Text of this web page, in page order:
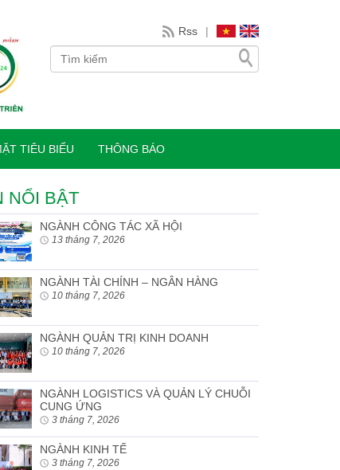
Rss |
TIÊU BIỂU THÔNG BÁO
NỔI BẬT
NGÀNH CÔNG TÁC XÃ HỘI
13 tháng 7, 2026
NGÀNH TÀI CHÍNH – NGÂN HÀNG
10 tháng 7, 2026
NGÀNH QUẢN TRỊ KINH DOANH
10 tháng 7, 2026
NGÀNH LOGISTICS VÀ QUẢN LÝ CHUỖI
CUNG ỨNG
3 tháng 7, 2026
NGÀNH KINH TẾ
3 tháng 7, 2026